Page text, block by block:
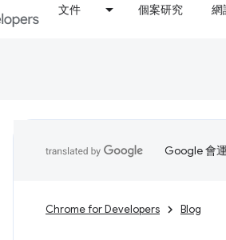
文件 個案研究 網
Google 會
Chrome for Developers Blog